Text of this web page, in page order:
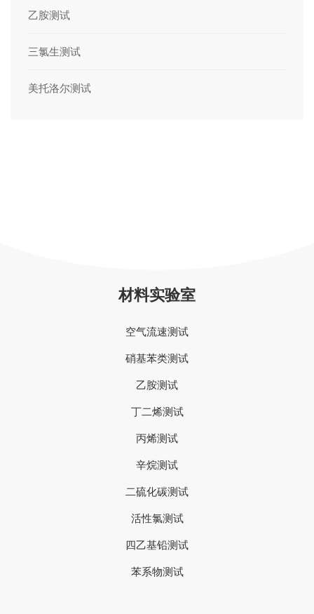
乙胺测试
三氯生测试
美托洛尔测试
材料实验室
空气流速测试
硝基苯类测试
乙胺测试
丁二烯测试
丙烯测试
辛烷测试
二硫化碳测试
活性氯测试
四乙基铅测试
苯系物测试